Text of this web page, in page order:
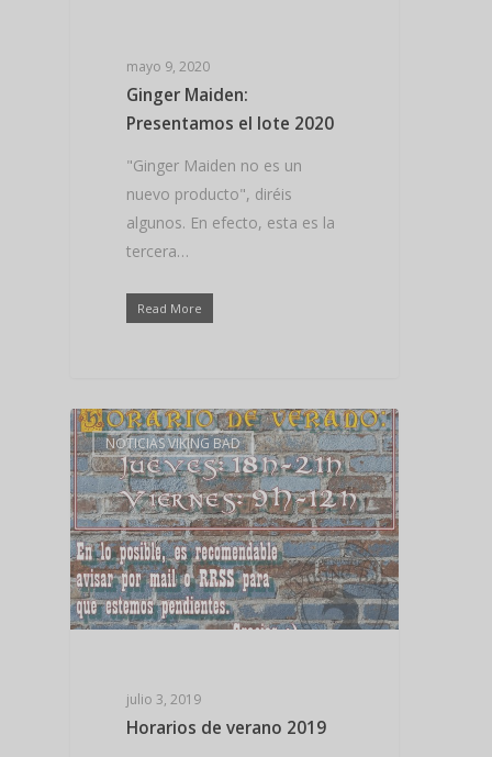
mayo 9, 2020
Ginger Maiden:
Presentamos el lote 2020
"Ginger Maiden no es un
nuevo producto", diréis
algunos. En efecto, esta es la
tercera…
Read More
NOTICIAS VIKING BAD
julio 3, 2019
Horarios de verano 2019